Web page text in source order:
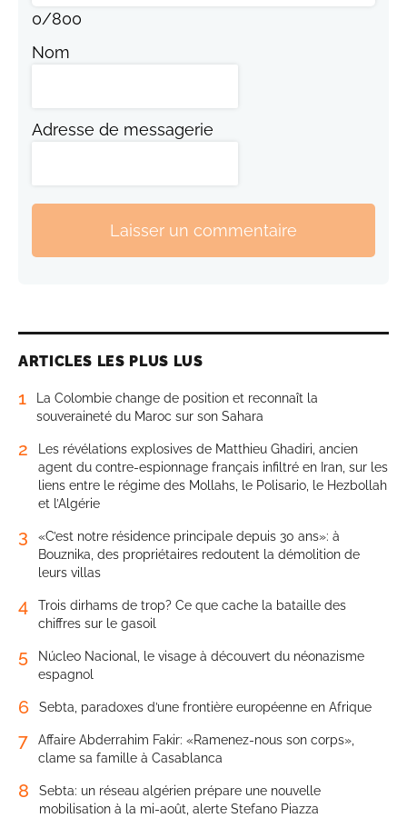
0/800
Nom
Adresse de messagerie
Laisser un commentaire
ARTICLES LES PLUS LUS
1
La Colombie change de position et reconnaît la
souveraineté du Maroc sur son Sahara
2
Les révélations explosives de Matthieu Ghadiri, ancien
agent du contre-espionnage français infiltré en Iran, sur les
liens entre le régime des Mollahs, le Polisario, le Hezbollah
et l’Algérie
3
«C’est notre résidence principale depuis 30 ans»: à
Bouznika, des propriétaires redoutent la démolition de
leurs villas
4
Trois dirhams de trop? Ce que cache la bataille des
chiffres sur le gasoil
5
Núcleo Nacional, le visage à découvert du néonazisme
espagnol
6 Sebta, paradoxes d’une frontière européenne en Afrique
7
Affaire Abderrahim Fakir: «Ramenez-nous son corps»,
clame sa famille à Casablanca
8
Sebta: un réseau algérien prépare une nouvelle
mobilisation à la mi-août, alerte Stefano Piazza